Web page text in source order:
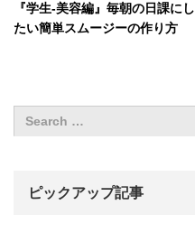
『学生-美容編』毎朝の日課にし
たい簡単スムージーの作り方
ピックアップ記事